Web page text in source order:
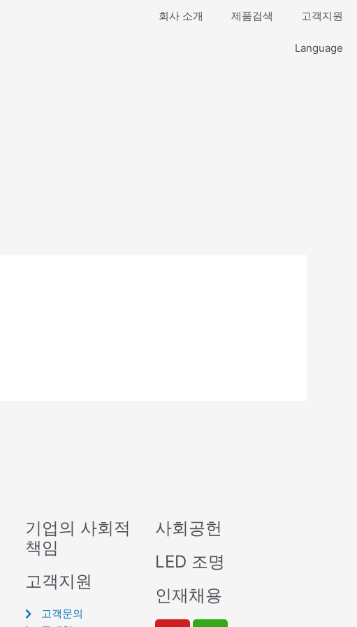
회사 소개 제품검색 고객지원
Language
기업의 사회적
책임
고객지원
고객문의
사회공헌
LED 조명
인재채용